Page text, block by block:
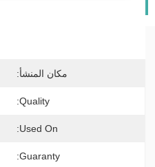
مكان المنشأ:
Quality:
Used On:
Guaranty: